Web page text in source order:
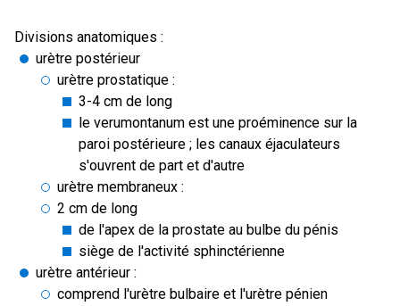
Divisions anatomiques :
urètre postérieur
urètre prostatique :
3-4 cm de long
le verumontanum est une proéminence sur la
paroi postérieure ; les canaux éjaculateurs
s'ouvrent de part et d'autre
urètre membraneux :
2 cm de long
de l'apex de la prostate au bulbe du pénis
siège de l'activité sphinctérienne
urètre antérieur :
comprend l'urètre bulbaire et l'urètre pénien